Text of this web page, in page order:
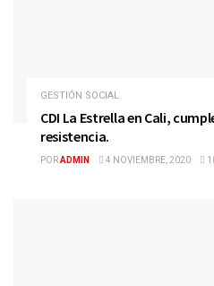
GESTIÓN SOCIAL
CDI La Estrella en Cali,
resistencia.
PORADMIN 4 NOVIEMBRE, 2020